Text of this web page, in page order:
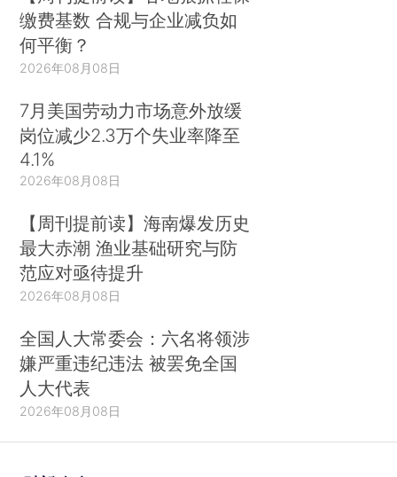
缴费基数 合规与企业减负如
何平衡？
2026年08月08日
7月美国劳动力市场意外放缓
岗位减少2.3万个失业率降至
4.1%
2026年08月08日
【周刊提前读】海南爆发历史
最大赤潮 渔业基础研究与防
范应对亟待提升
2026年08月08日
全国人大常委会：六名将领涉
嫌严重违纪违法 被罢免全国
人大代表
2026年08月08日